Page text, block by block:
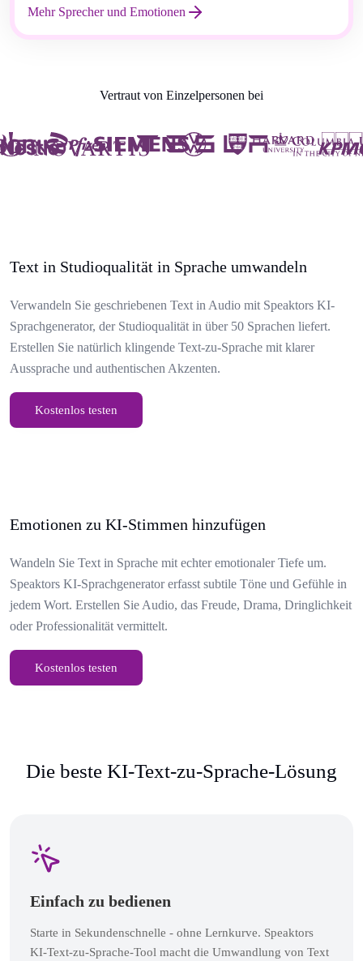
Mehr Sprecher und Emotionen
Vertraut von Einzelpersonen bei
Text in Studioqualität in Sprache umwandeln
Verwandeln Sie geschriebenen Text in Audio mit Speaktors KI-
Sprachgenerator, der Studioqualität in über 50 Sprachen liefert.
Erstellen Sie natürlich klingende Text-zu-Sprache mit klarer
Aussprache und authentischen Akzenten.
Kostenlos testen
Emotionen zu KI-Stimmen hinzufügen
Wandeln Sie Text in Sprache mit echter emotionaler Tiefe um.
Speaktors KI-Sprachgenerator erfasst subtile Töne und Gefühle in
jedem Wort. Erstellen Sie Audio, das Freude, Drama, Dringlichkeit
oder Professionalität vermittelt.
Kostenlos testen
Die beste KI-Text-zu-Sprache-Lösung
Einfach zu bedienen
Starte in Sekundenschnelle - ohne Lernkurve. Speaktors
KI-Text-zu-Sprache-Tool macht die Umwandlung von Text